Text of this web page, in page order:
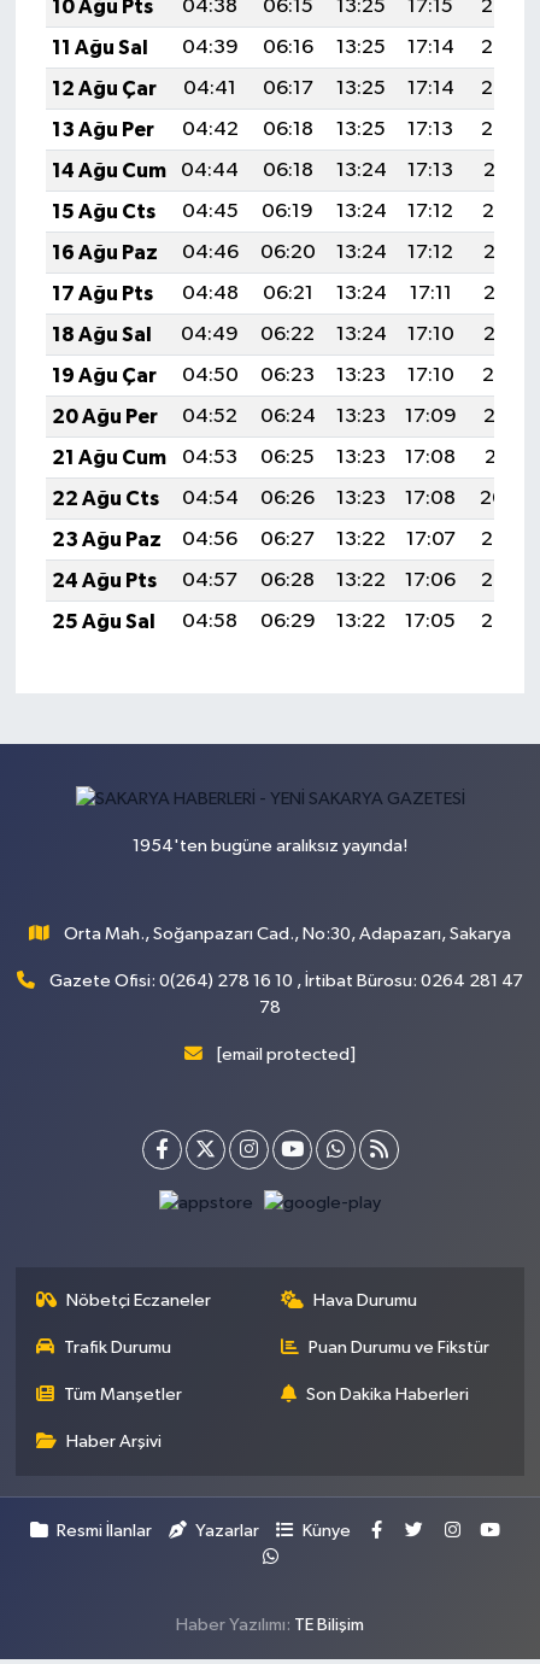
10 Ağu Pts 04:38 06:15 13:25 17:15
20:26
11 Ağu Sal
04:39 06:16 13:25 17:14
20:24
12 Ağu Çar
04:41 06:17 13:25 17:14
20:23
13 Ağu Per
04:42 06:18 13:25 17:13
20:22
14 Ağu Cum
04:44 06:18 13:24 17:13
20:21
15 Ağu Cts
04:45 06:19 13:24 17:12
20:19
16 Ağu Paz
04:46 06:20 13:24 17:12
20:18
17 Ağu Pts
04:48 06:21 13:24 17:11
20:16
18 Ağu Sal
04:49 06:22 13:24 17:10
20:15
19 Ağu Çar
04:50 06:23 13:23 17:10
20:14
20 Ağu Per
04:52 06:24 13:23 17:09
20:12
21 Ağu Cum
04:53 06:25 13:23 17:08
20:11
22 Ağu Cts
04:54 06:26 13:23 17:08
20:09
23 Ağu Paz
04:56 06:27 13:22 17:07
20:08
24 Ağu Pts
04:57 06:28 13:22 17:06
20:07
25 Ağu Sal
04:58 06:29 13:22 17:05 20:05
1954'ten bugüne aralıksız yayında!
Orta Mah., Soğanpazarı Cad., No:30, Adapazarı, Sakarya
Gazete Ofisi: 0(264) 278 16 10 , İrtibat Bürosu: 0264 281 47
78
[email protected]
Nöbetçi Eczaneler Hava Durumu
Trafik Durumu Puan Durumu ve Fikstür
Tüm Manşetler Son Dakika Haberleri
Haber Arşivi
Resmi İlanlar Yazarlar Künye
Haber Yazılımı: TE Bilişim